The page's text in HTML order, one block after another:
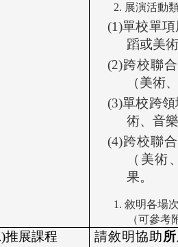
展演活動
(1)單校單
蹈或美
(2)跨校聯
（美術
(3)單校跨
術、音
(4)跨校聯
（美
果。
敘明各場
（可參考
推展課程 請敘明協助